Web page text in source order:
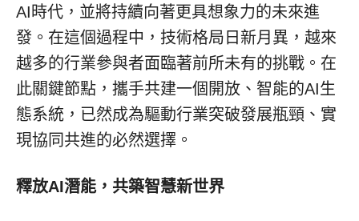
AI時代，並將持續向著更具想象力的未來進
發。在這個過程中，技術格局日新月異，越來
越多的行業參與者面臨著前所未有的挑戰。在
此關鍵節點，攜手共建一個開放、智能的AI生
態系統，已然成為驅動行業突破發展瓶頸、實
現協同共進的必然選擇。
釋放AI潛能，共築智慧新世界